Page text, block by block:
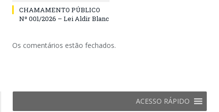
CHAMAMENTO PÚBLICO
Nº 001/2026 – Lei Aldir Blanc
Os comentários estão fechados.
ACESSO RÁPIDO